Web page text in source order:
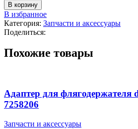
В корзину
В избранное
Категория: Запчасти и аксессуары
Поделиться:
Похожие товары
Адаптер для флягодержателя
7258206
Запчасти и аксессуары